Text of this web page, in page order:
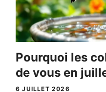
Pourquoi les
de vous en
6 JUILLET 2026